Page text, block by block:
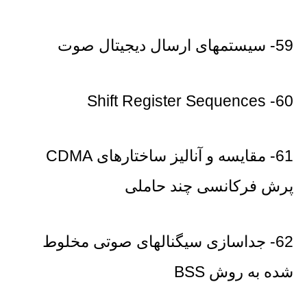
59- سیستمهای ارسال دیجیتال صوت
60- Shift Register Sequences
61- مقایسه و آنالیز ساختارهای CDMA
پرش فرکانسی چند حاملی
62- جداسازی سیگنالهای صوتی مخلوط
شده به روش BSS